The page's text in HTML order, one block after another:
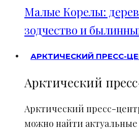
Малые Корелы:
зодчество и
АРКТИЧЕСКИЙ ПРЕСС-
Арктический
Арктический пресс-
можно найти